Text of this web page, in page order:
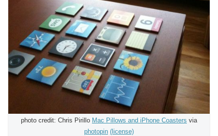
photo credit: Chris Pirillo Mac Pillows and iPhone Coasters via
photopin (license)